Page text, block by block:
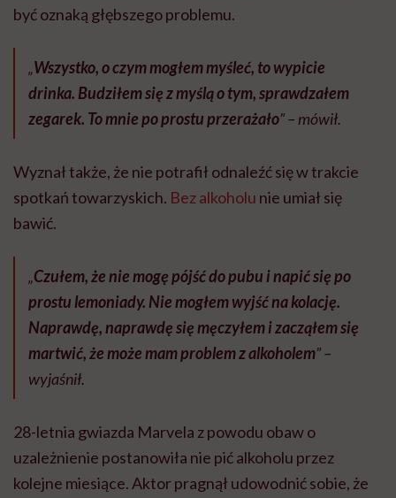
być oznaką głębszego problemu.
„Wszystko, o czym mogłem myśleć, to wypicie
drinka. Budziłem się z myślą o tym, sprawdzałem
zegarek. To mnie po prostu przerażało” – mówił.
Wyznał także, że nie potrafił odnaleźć się w trakcie
spotkań towarzyskich. Bez alkoholu nie umiał się
bawić.
„Czułem, że nie mogę pójść do pubu i napić się po
prostu lemoniady. Nie mogłem wyjść na kolację.
Naprawdę, naprawdę się męczyłem i zacząłem się
martwić, że może mam problem z alkoholem” –
wyjaśnił.
28-letnia gwiazda Marvela z powodu obaw o
uzależnienie postanowiła nie pić alkoholu przez
kolejne miesiące. Aktor pragnął udowodnić sobie, że